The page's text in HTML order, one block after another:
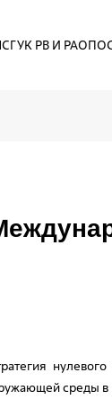
СГУК РВ И РАО
среды